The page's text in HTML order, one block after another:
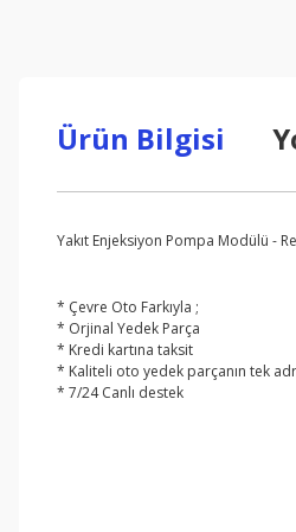
Ürün Bilgisi
Yakıt Enjeksiyon Pompa Modülü -
* Çevre Oto Farkıyla ;
* Orjinal Yedek Parça
* Kredi kartına taksit
* Kaliteli oto yedek parçanın tek
* 7/24 Canlı destek